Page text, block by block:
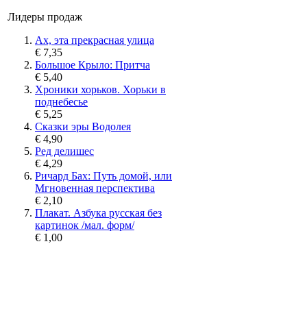
Лидеры продаж
Ах, эта прекрасная улица
€ 7,35
Большое Крыло: Притча
€ 5,40
Хроники хорьков. Хорьки в
поднебесье
€ 5,25
Сказки эры Водолея
€ 4,90
Ред делишес
€ 4,29
Ричард Бах: Путь домой, или
Мгновенная перспектива
€ 2,10
Плакат. Азбука русская без
картинок /мал. форм/
€ 1,00